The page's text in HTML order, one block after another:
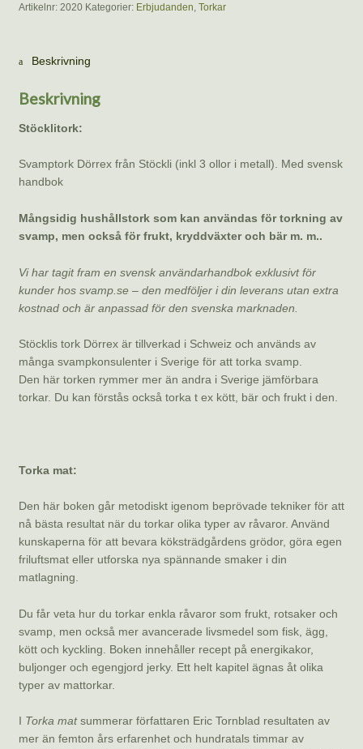
Artikelnr: 2020 Kategorier: Erbjudanden Torkar
Beskrivning
Beskrivning
Stöcklitork:
Svamptork Dörrex från Stöckli (inkl 3 ollor i metall). Med svensk
handbok
Mångsidig hushållstork som kan användas för torkning av
svamp, men också för frukt, kryddväxter och bär m. m..
Vi har tagit fram en svensk användarhandbok exklusivt för
kunder hos svamp.se – den medföljer i din leverans utan extra
kostnad och är anpassad för den svenska marknaden.
Stöcklis tork Dörrex är tillverkad i Schweiz och används av
många svampkonsulenter i Sverige för att torka svamp.
Den här torken rymmer mer än andra i Sverige jämförbara
torkar. Du kan förstås också torka t ex kött, bär och frukt i den.
Torka mat:
Den här boken går metodiskt igenom beprövade tekniker för att
nå bästa resultat när du torkar olika typer av råvaror. Använd
kunskaperna för att bevara köksträdgårdens grödor, göra egen
friluftsmat eller utforska nya spännande smaker i din
matlagning.
Du får veta hur du torkar enkla råvaror som frukt, rotsaker och
svamp, men också mer avancerade livsmedel som fisk, ägg,
kött och kyckling. Boken innehåller recept på energikakor,
buljonger och egengjord jerky. Ett helt kapitel ägnas åt olika
typer av mattorkar.
I Torka matsummerar författaren Eric Tornblad resultaten av
mer än femton års erfarenhet och hundratals timmar av